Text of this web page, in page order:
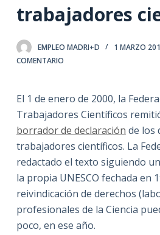
n
n
d
o
trabajadores
EMPLEO MADRI+D 1 MARZO
COMENTARIO
El 1 de enero de 2000, la
Trabajadores Científicos
borrador de declaración de los
trabajadores científicos. La
redactado el texto siguiendo
la propia UNESCO fechada en
reivindicación de derechos
profesionales de la Ciencia
poco, en ese año.